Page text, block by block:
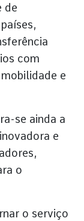
de
com
e
se ainda a
e
o
o serviço